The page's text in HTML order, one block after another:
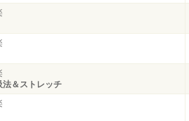
法＆ストレッチ